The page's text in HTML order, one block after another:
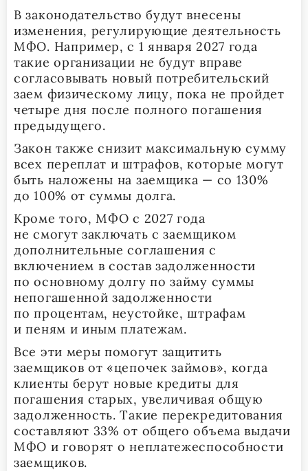
В законодательство будут внесены
изменения, регулирующие деятельность
МФО. Например, с 1 января 2027 года
такие организации не будут вправе
согласовывать новый потребительский
заем физическому лицу, пока не пройдет
четыре дня после полного погашения
предыдущего.
Закон также снизит максимальную сумму
всех переплат и штрафов, которые могут
быть наложены на заемщика — со 130%
до 100% от суммы долга.
Кроме того, МФО с 2027 года
не смогут заключать с заемщиком
дополнительные соглашения с
включением в состав задолженности
по основному долгу по займу суммы
непогашенной задолженности
по процентам, неустойке, штрафам
и пеням и иным платежам.
Все эти меры помогут защитить
заемщиков от «цепочек займов», когда
клиенты берут новые кредиты для
погашения старых, увеличивая общую
задолженность. Такие перекредитования
составляют 33% от общего объема выдачи
МФО и говорят о неплатежеспособности
заемщиков.